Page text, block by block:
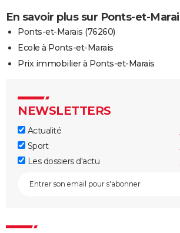
En savoir plus sur Ponts-et-
Ponts-et-Marais (76260)
Ecole à Ponts-et-Marais
Prix immobilier à Ponts-et-Marais
NEWSLETTERS
Actualité
Sport
Les dossiers d'actu